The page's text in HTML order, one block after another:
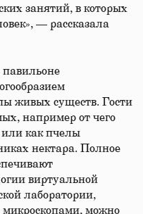
занятий, в которых
— рассказала
живых существ. Гости
например от чего
или как пчелы
нектара. Полное
виртуальной
лаборатории,
микроскопами, можно